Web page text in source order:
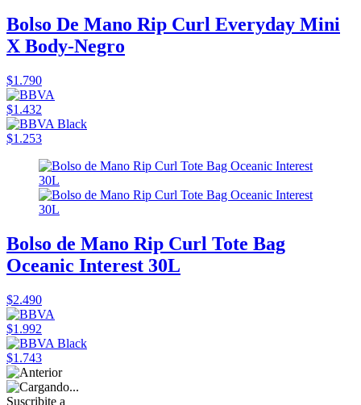
Bolso De Mano Rip Curl Everyday Mini
X Body-Negro
$1.790
$1.432
$1.253
Bolso de Mano Rip Curl Tote Bag
Oceanic Interest 30L
$2.490
$1.992
$1.743
Suscribite a